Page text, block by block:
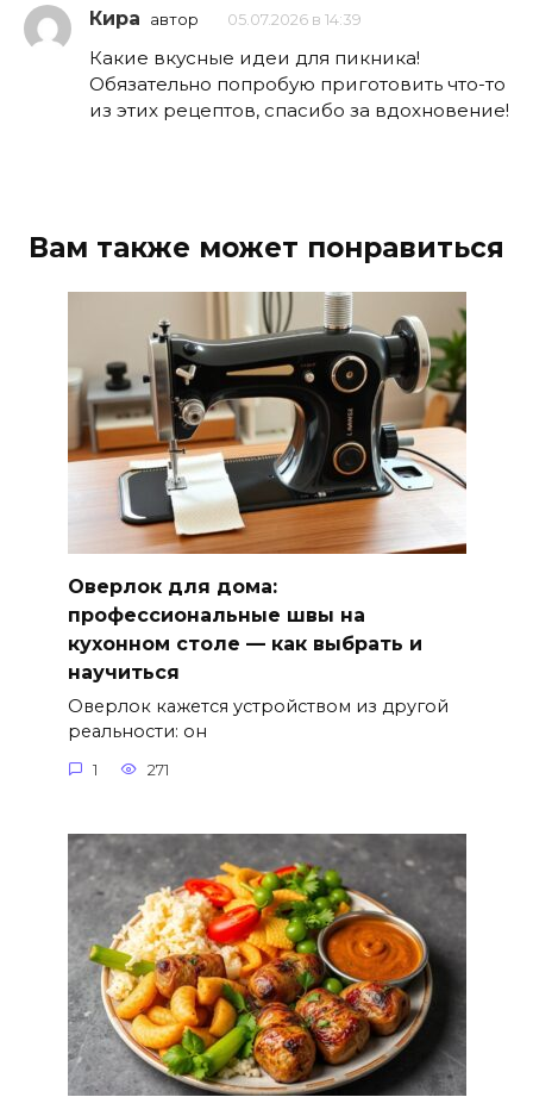
Кира автор 05.07.2026 в 14:39
Какие вкусные идеи для пикника!
Обязательно попробую приготовить что-то
из этих рецептов, спасибо за вдохновение!
Вам также может понравиться
Оверлок для дома:
профессиональные швы на
кухонном столе — как выбрать и
научиться
Оверлок кажется устройством из другой
реальности: он
1 271